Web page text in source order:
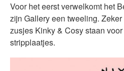
Voor het eerst verwelkomt het
zijn Gallery een tweeling.
zusjes Kinky & Cosy staan voor
stripplaatjes.